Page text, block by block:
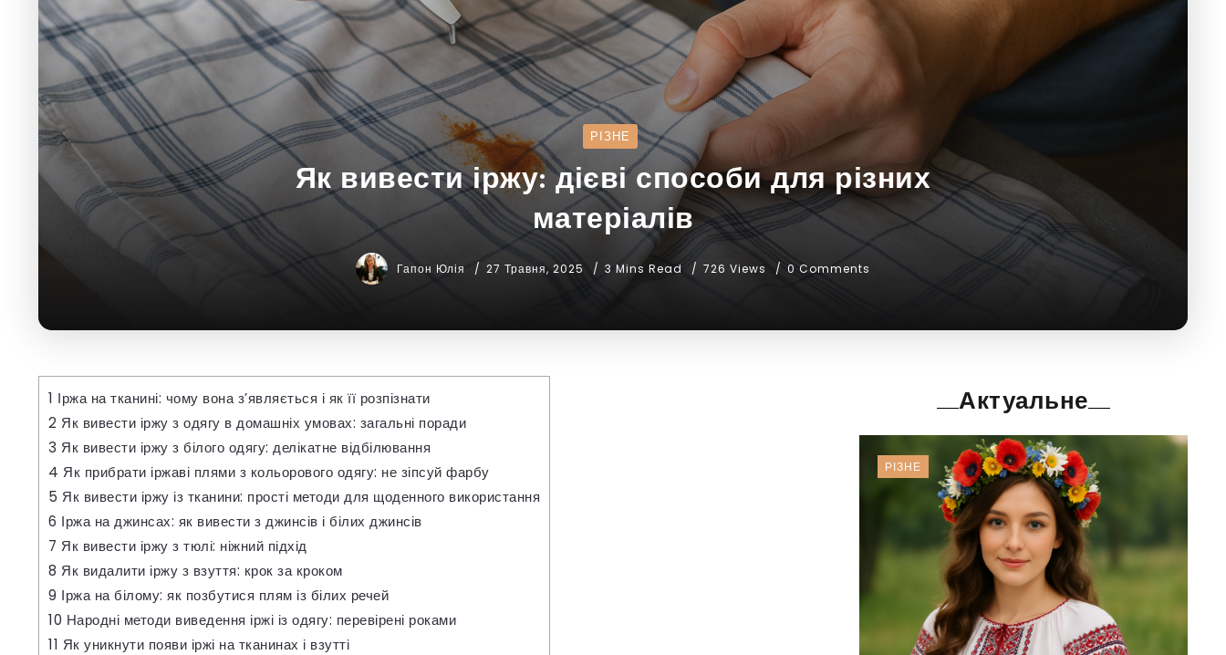
РІЗНЕ
Як вивести іржу: дієві способи для різних
матеріалів
Гапон Юлія 27 Травня, 2025 3 Mins Read 726 Views 0 Comments
1 Іржа на тканині: чому вона з’являється і як її розпізнати
2 Як вивести іржу з одягу в домашніх умовах: загальні поради
3 Як вивести іржу з білого одягу: делікатне відбілювання
4 Як прибрати іржаві плями з кольорового одягу: не зіпсуй фарбу
5 Як вивести іржу із тканини: прості методи для щоденного використання
6 Іржа на джинсах: як вивести з джинсів і білих джинсів
7 Як вивести іржу з тюлі: ніжний підхід
8 Як видалити іржу з взуття: крок за кроком
9 Іржа на білому: як позбутися плям із білих речей
10 Народні методи виведення іржі із одягу: перевірені роками
11 Як уникнути появи іржі на тканинах і взутті
Актуальне
РІЗНЕ